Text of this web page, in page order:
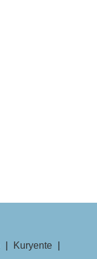
Kuryente